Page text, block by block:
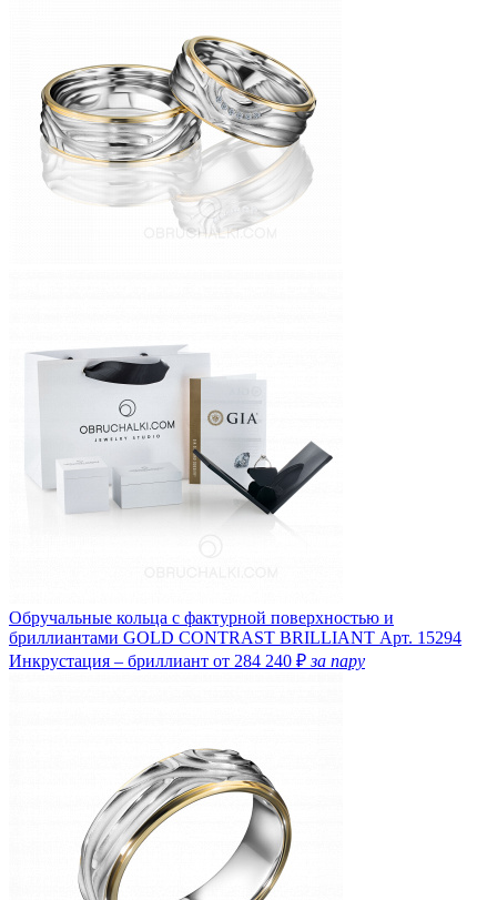
Обручальные кольца с фактурной поверхностью и
бриллиантами GOLD CONTRAST BRILLIANT Арт. 15294
Инкрустация – бриллиант от 284 240 ₽за пару